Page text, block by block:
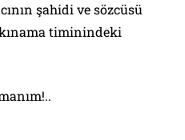
şahidi ve sözcüsü
timinindeki